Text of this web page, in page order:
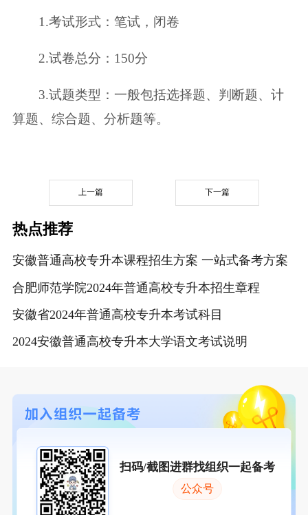
1.考试形式：笔试，闭卷
2.试卷总分：150分
3.试题类型：一般包括选择题、判断题、计
算题、综合题、分析题等。
上一篇 下一篇
热点推荐
安徽普通高校专升本课程招生方案 一站式备考方案
合肥师范学院2024年普通高校专升本招生章程
安徽省2024年普通高校专升本考试科目
2024安徽普通高校专升本大学语文考试说明
扫码/截图进群找组织一起备考
公众号